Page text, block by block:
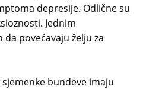
depresije. Odlične su
Jednim
povećavaju želju za
bundeve imaju